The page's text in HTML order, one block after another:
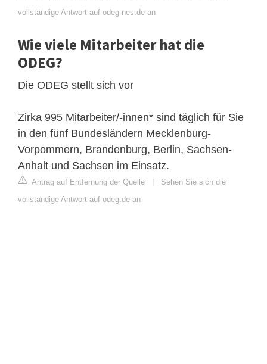
vollständige Antwort auf odeg-nes.de an
Wie viele Mitarbeiter hat die
ODEG?
Die ODEG stellt sich vor
Zirka 995 Mitarbeiter/-innen* sind täglich für Sie
in den fünf Bundesländern Mecklenburg-
Vorpommern, Brandenburg, Berlin, Sachsen-
Anhalt und Sachsen im Einsatz.
Antrag auf Entfernung der Quelle | Sehen Sie sich die
vollständige Antwort auf odeg.de an